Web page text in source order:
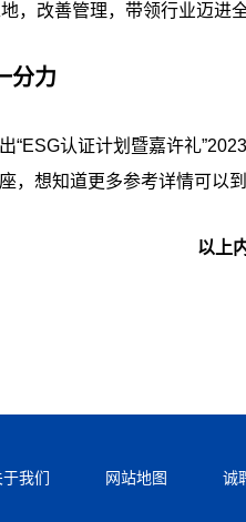
，改善管理，带领行业迈进
分力
“ESG认证计划暨嘉许礼
，想知道更多参考详情可以
以上
于我们 网站地图 诚